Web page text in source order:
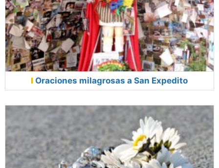
Oraciones milagrosas a San Expedito